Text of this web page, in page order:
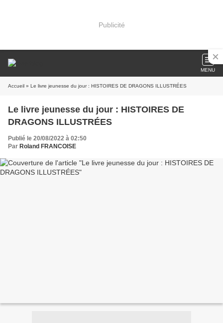
Publicité
MENU
Accueil » Le livre jeunesse du jour : HISTOIRES DE DRAGONS ILLUSTRÉES
Le livre jeunesse du jour : HISTOIRES DE
DRAGONS ILLUSTRÉES
Publié le 20/08/2022 à 02:50
Par Roland FRANCOISE